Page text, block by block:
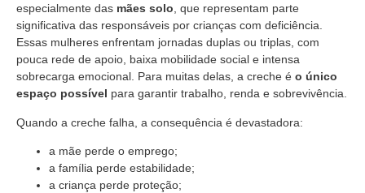
especialmente das mães solo, que representam parte
significativa das responsáveis por crianças com deficiência.
Essas mulheres enfrentam jornadas duplas ou triplas, com
pouca rede de apoio, baixa mobilidade social e intensa
sobrecarga emocional. Para muitas delas, a creche é o único
espaço possível para garantir trabalho, renda e sobrevivência.
Quando a creche falha, a consequência é devastadora:
a mãe perde o emprego;
a família perde estabilidade;
a criança perde proteção;